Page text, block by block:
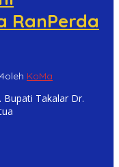
RanPerda
oleh KoMa
Bupati Takalar Dr.